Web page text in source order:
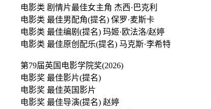
电影类 剧情片最佳女主角 杰西·巴克利
电影类 最佳男配角(提名) 保罗·麦斯卡
电影类 最佳编剧(提名) 玛姬·欧法洛/赵婷
电影类 最佳原创配乐(提名) 马克斯·李希特
第79届英国电影学院奖(2026)
电影奖 最佳影片(提名)
电影奖 最佳英国影片
电影奖 最佳导演(提名) 赵婷